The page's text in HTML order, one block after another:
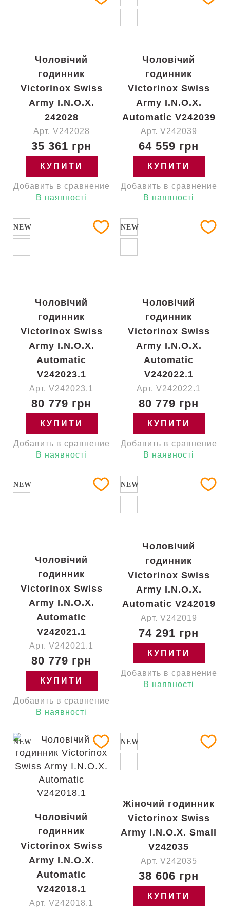
Чоловічий
годинник
Victorinox Swiss
Army I.N.O.X.
242028
Арт. V242028
35 361 грн
КУПИТИ
Добавить в сравнение
В наявності
Чоловічий
годинник
Victorinox Swiss
Army I.N.O.X.
Automatic V242039
Арт. V242039
64 559 грн
КУПИТИ
Добавить в сравнение
В наявності
NEW
Чоловічий
годинник
Victorinox Swiss
Army I.N.O.X.
Automatic
V242023.1
Арт. V242023.1
80 779 грн
КУПИТИ
Добавить в сравнение
В наявності
NEW
Чоловічий
годинник
Victorinox Swiss
Army I.N.O.X.
Automatic
V242022.1
Арт. V242022.1
80 779 грн
КУПИТИ
Добавить в сравнение
В наявності
NEW
Чоловічий
годинник
Victorinox Swiss
Army I.N.O.X.
Automatic
V242021.1
Арт. V242021.1
80 779 грн
КУПИТИ
Добавить в сравнение
В наявності
NEW
Чоловічий
годинник
Victorinox Swiss
Army I.N.O.X.
Automatic V242019
Арт. V242019
74 291 грн
КУПИТИ
Добавить в сравнение
В наявності
NEW
Чоловічий
годинник
Victorinox Swiss
Army I.N.O.X.
Automatic
V242018.1
Арт. V242018.1
NEW
Жіночий годинник
Victorinox Swiss
Army I.N.O.X. Small
V242035
Арт. V242035
38 606 грн
КУПИТИ